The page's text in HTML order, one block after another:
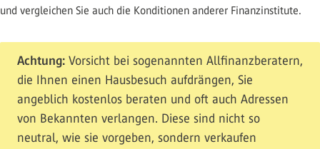
und vergleichen Sie auch die Konditionen anderer Finanzinstitute.
Achtung: Vorsicht bei sogenannten Allfinanzberatern,
die Ihnen einen Hausbesuch aufdrängen, Sie
angeblich kostenlos beraten und oft auch Adressen
von Bekannten verlangen. Diese sind nicht so
neutral, wie sie vorgeben, sondern verkaufen